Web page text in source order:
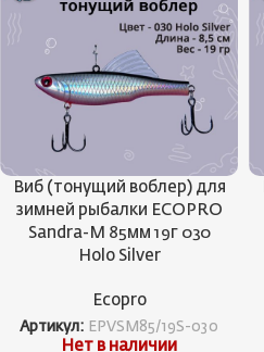
Виб (тонущий воблер) для
зимней рыбалки ECOPRO
Sandra-M 85мм 19г 030
Holo Silver
Ecopro
Артикул: EPVSM85/19S-030
Нет в наличии